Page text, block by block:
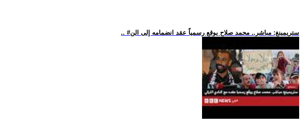
.. #ستريمينغ: مباشر.. محمد صلاح يوقع رسمياً عقد انضمامه إلى الن